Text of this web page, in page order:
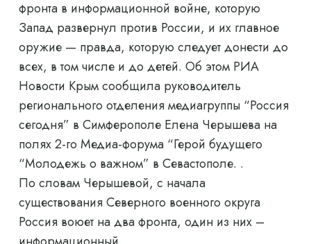
фронта в информационной войне, которую
Запад развернул против России, и их главное
оружие — правда, которую следует донести до
всех, в том числе и до детей. Об этом РИА
Новости Крым сообщила руководитель
регионального отделения медиагруппы “Россия
сегодня” в Симферополе Елена Черышева на
полях 2-го Медиа-форума “Герой будущего
“Молодежь о важном” в Севастополе. .
По словам Черышевой, с начала
существования Северного военного округа
Россия воюет на два фронта, один из них –